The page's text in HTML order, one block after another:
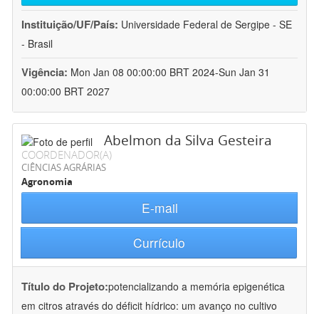
Instituição/UF/País: Universidade Federal de Sergipe - SE
- Brasil
Vigência: Mon Jan 08 00:00:00 BRT 2024-Sun Jan 31
00:00:00 BRT 2027
Abelmon da Silva Gesteira
COORDENADOR(A)
CIÊNCIAS AGRÁRIAS
Agronomia
E-mail
Currículo
Título do Projeto:potencializando a memória epigenética
em citros através do déficit hídrico: um avanço no cultivo